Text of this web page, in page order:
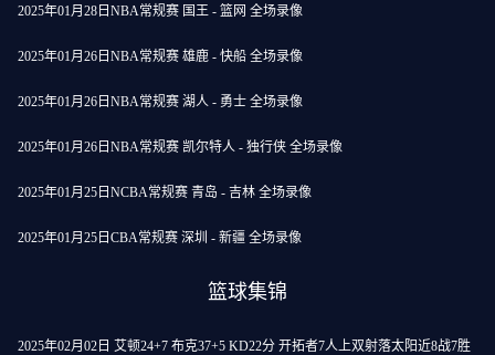
2025年01月28日NBA常规赛 国王 - 篮网 全场录像
2025年01月26日NBA常规赛 雄鹿 - 快船 全场录像
2025年01月26日NBA常规赛 湖人 - 勇士 全场录像
2025年01月26日NBA常规赛 凯尔特人 - 独行侠 全场录像
2025年01月25日NCBA常规赛 青岛 - 吉林 全场录像
2025年01月25日CBA常规赛 深圳 - 新疆 全场录像
篮球集锦
2025年02月02日 艾顿24+7 布克37+5 KD22分 开拓者7人上双射落太阳近8战7胜